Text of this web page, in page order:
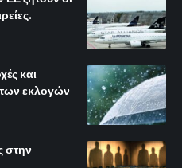
και
των εκλογών
στην